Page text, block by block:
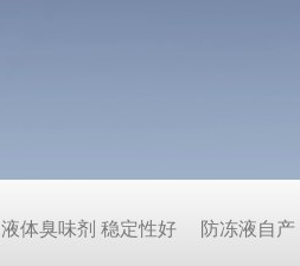
液体臭味剂 稳定性好 防冻液自产